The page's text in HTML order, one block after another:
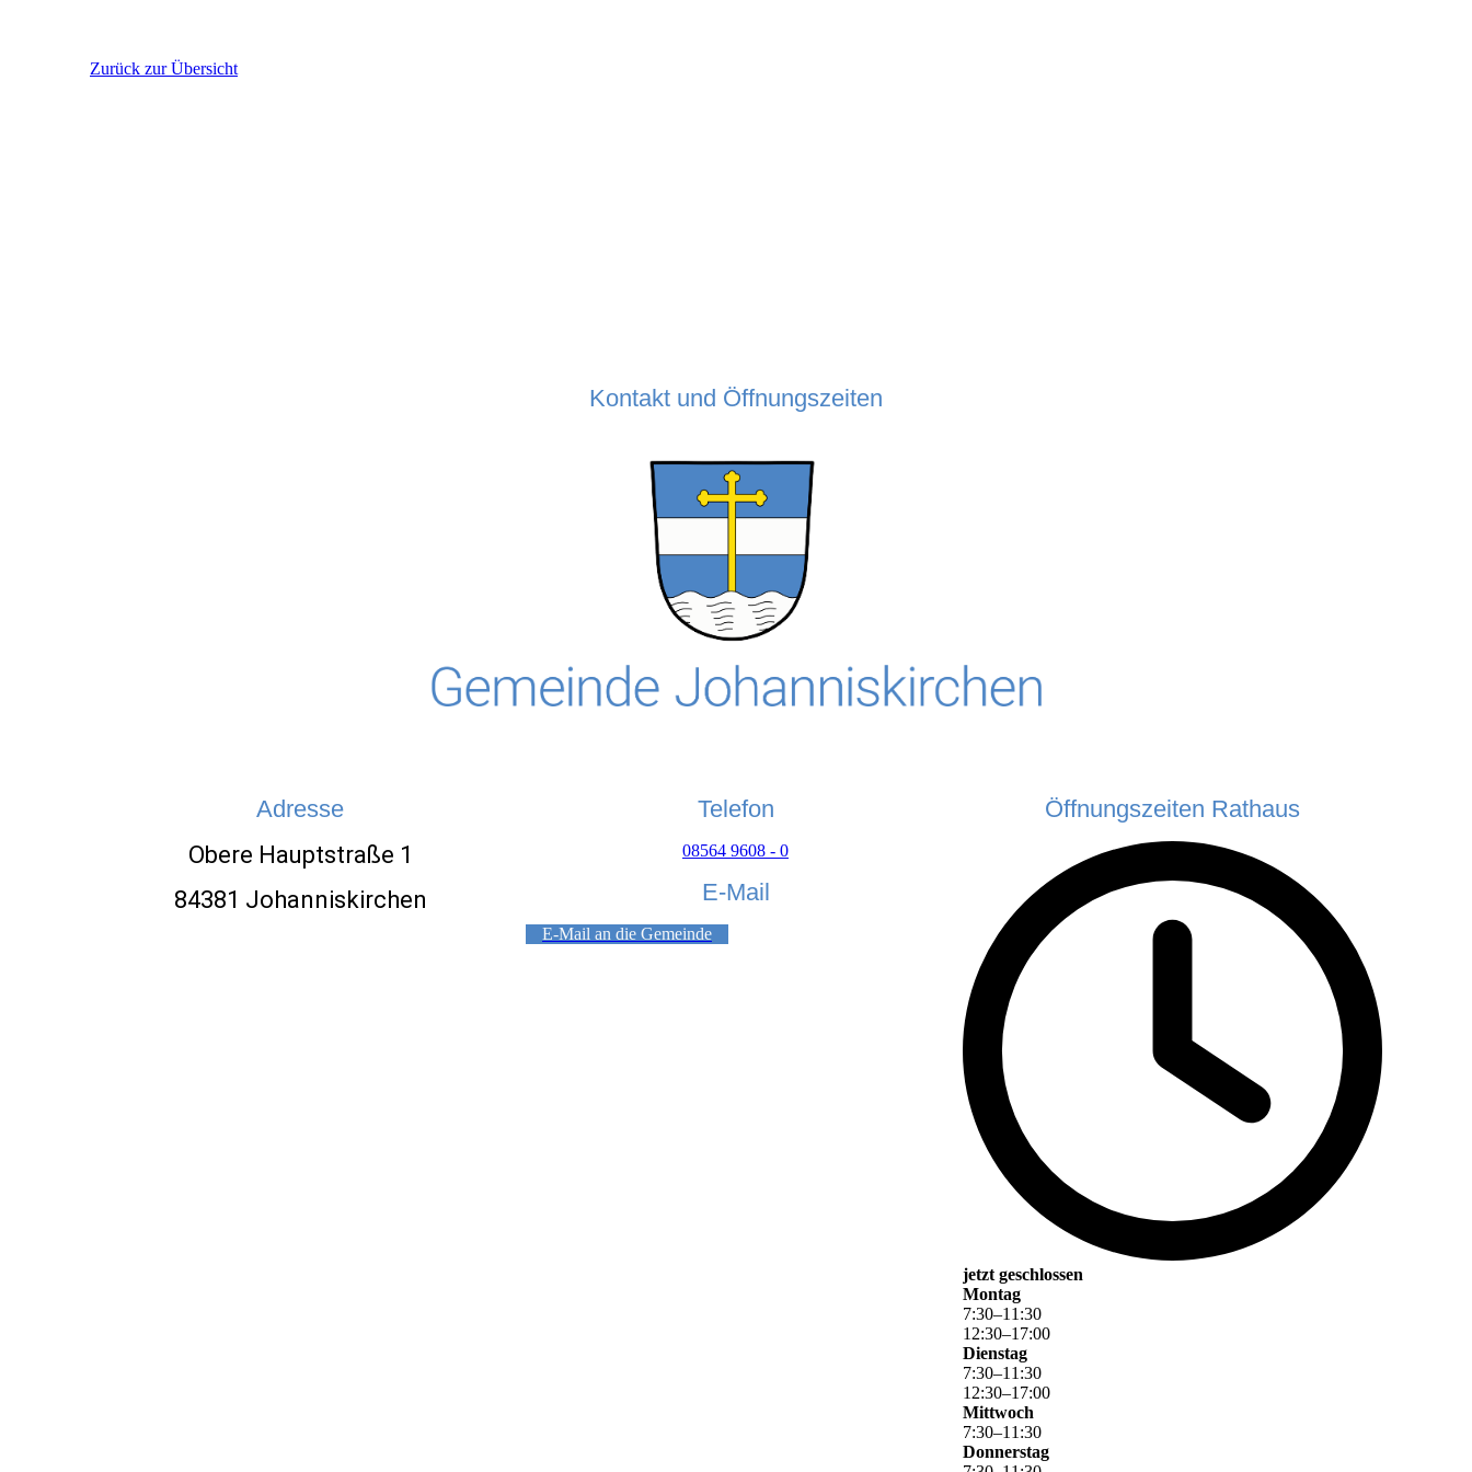
Zurück zur Übersicht
Kontakt und Öffnungszeiten
Adresse
Obere Hauptstraße 1
84381 Johanniskirchen
Telefon
08564 9608 - 0
E-Mail
E-Mail an die Gemeinde
Öffnungszeiten Rathaus
jetzt geschlossen
Montag
7:30–11 :30
12:30–17:00
Dienstag
7:30–11 :30
12:30–17:00
Mittwoch
7:30–11 :30
Donnerstag